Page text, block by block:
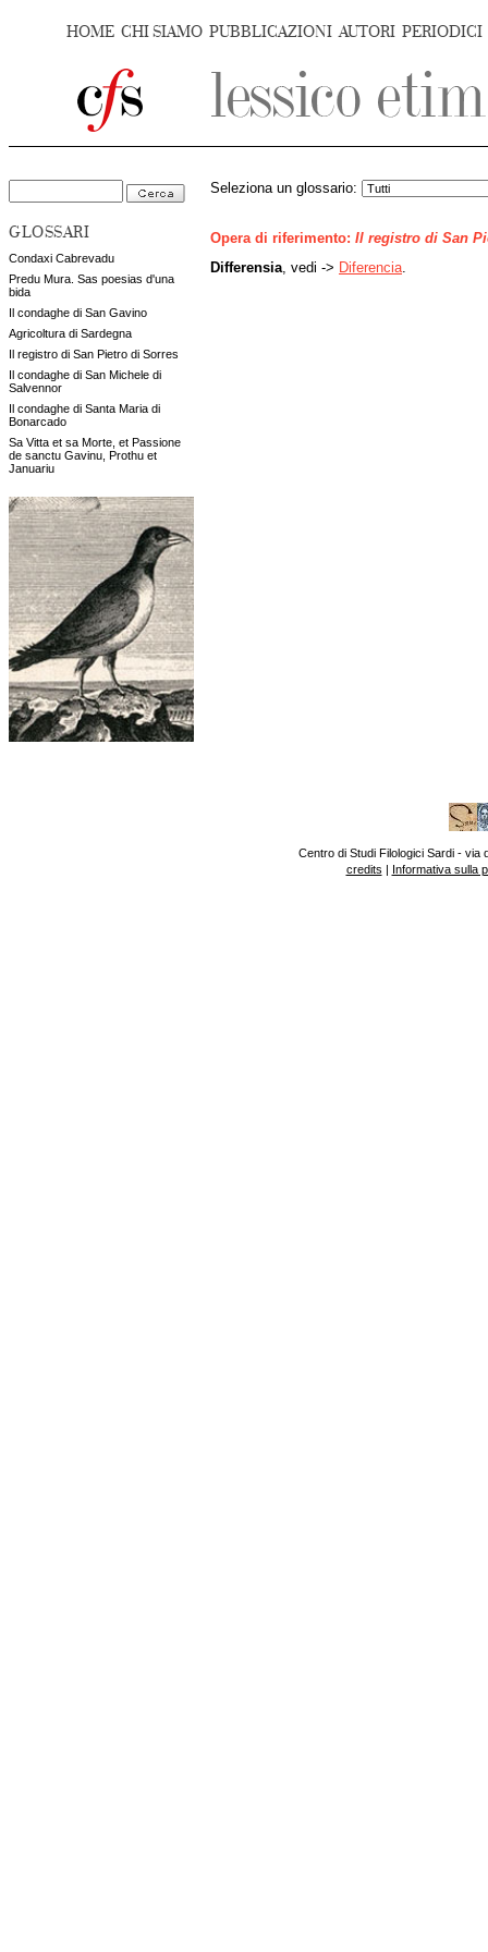
HOME CHI SIAMO PUBBLICAZIONI AUTORI PERIODICI
GLOSSARI
Condaxi Cabrevadu
Predu Mura. Sas poesias d'una
bida
Il condaghe di San Gavino
Agricoltura di Sardegna
Il registro di San Pietro di Sorres
Il condaghe di San Michele di
Salvennor
Il condaghe di Santa Maria di
Bonarcado
Sa Vitta et sa Morte, et Passione
de sanctu Gavinu, Prothu et
Januariu
Seleziona un glossario:
Opera di riferimento: Il registro di San
Differensia , vedi -> Diferencia
Centro di Studi Filologici Sardi - via
credits | Informativa sulla